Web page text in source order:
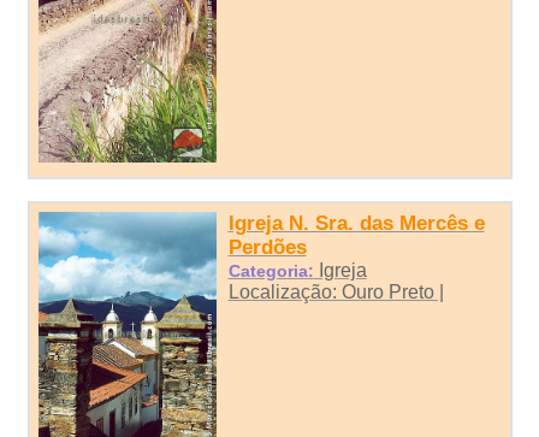
Igreja N. Sra. das Mercês e
Perdões
Categoria: Igreja
Localização: Ouro Preto |